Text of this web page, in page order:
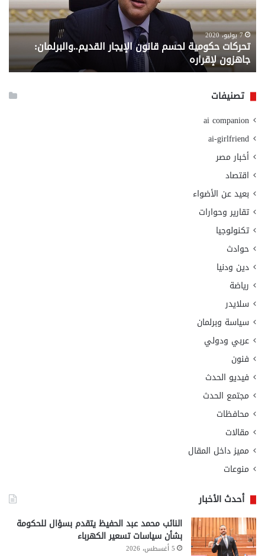
القديم..والبرلمان:
جاهزون
لإقراره
7 يوليو، 2020
تحركات حكومية لحسم قانون الإيجار القديم..والبرلمان:
جاهزون لإقراره
من
تصنيفات
ai companion
ai-girlfriend
أخبار مصر
اقتصاد
بعيد عن الأضواء
تقارير وحوارات
تكنولوجيا
حوادث
دين ودنيا
رياضة
سلايدر
سياسة وبرلمان
عربي ودولي
فنون
فيديو الحدث
مجتمع الحدث
محافظات
مقالات
مميز داخل المقال
منوعات
أحدث الأخبار
النائب محمد عبد الحفيظ يتقدم بسؤال للحكومة
بشأن سياسات تسعير الكهرباء
5 أغسطس، 2026